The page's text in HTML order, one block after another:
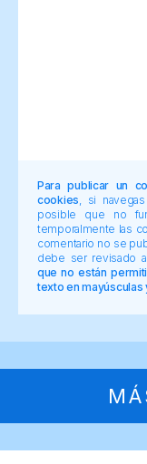
Para publicar un
cookies , si
posible que no
temporalmente las
comentario no se
debe ser revisado
que no están
texto en mayúsculas